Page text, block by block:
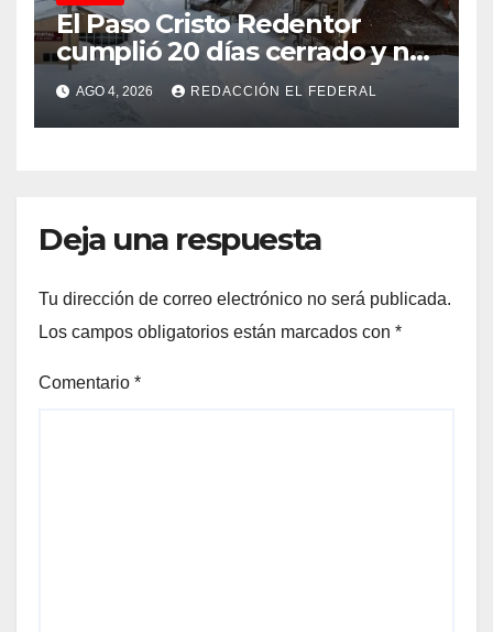
El Paso Cristo Redentor
cumplió 20 días cerrado y no
hay certeza sobre su
reapertura
AGO 4, 2026 REDACCIÓN EL FEDERAL
Deja una respuesta
Tu dirección de correo electrónico no será publicada.
Los campos obligatorios están marcados con *
Comentario *